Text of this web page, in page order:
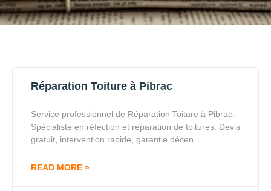
Réparation Toiture à Pibrac
Service professionnel de Réparation Toiture à Pibrac.
Spécialiste en réfection et réparation de toitures. Devis
gratuit, intervention rapide, garantie décen…
READ MORE »